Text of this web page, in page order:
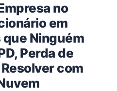
no
em
Ninguém
Perda de
com